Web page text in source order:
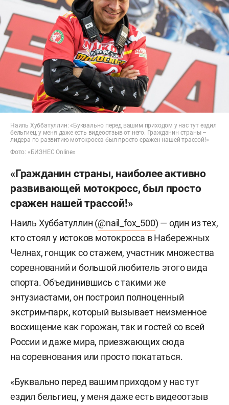
Наиль Хуббатуллин: «Буквально перед вашим приходом у нас тут ездил
бельгиец, у меня даже есть видеоотзыв от него. Гражданин страны –
лидера по развитию мотокросса был просто сражен нашей трассой!»
Фото: «БИЗНЕС Online»
«Гражданин страны, наиболее активно
развивающей мотокросс, был просто
сражен нашей трассой!»
Наиль Хуббатуллин (@nail_fox_500) — один из тех,
кто стоял у истоков мотокросса в Набережных
Челнах, гонщик со стажем, участник множества
соревнований и большой любитель этого вида
спорта. Объединившись с такими же
энтузиастами, он построил полноценный
экстрим-парк, который вызывает неизменное
восхищение как горожан, так и гостей со всей
России и даже мира, приезжающих сюда
на соревнования или просто покататься.
«Буквально перед вашим приходом у нас тут
ездил бельгиец, у меня даже есть видеоотзыв